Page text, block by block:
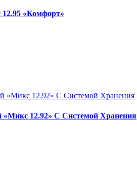
«Комфорт»
12.92» С Системой Хранения